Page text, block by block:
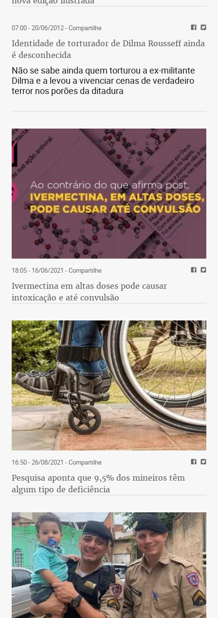
07:00 - 20/06/2012- Compartilhe
Identidade de torturador de Dilma Rousseff ainda
é desconhecida
Não se sabe ainda quem torturou a ex-militante
Dilma e a levou a vivenciar cenas de verdadeiro
terror nos porões da ditadura
18:05 - 16/06/2021 - Compartilhe
Ivermectina em altas doses pode causar
intoxicação e até convulsão
16:50 - 26/08/2021 - Compartilhe
Pesquisa aponta que 9,5% dos mineiros têm
algum tipo de deficiência